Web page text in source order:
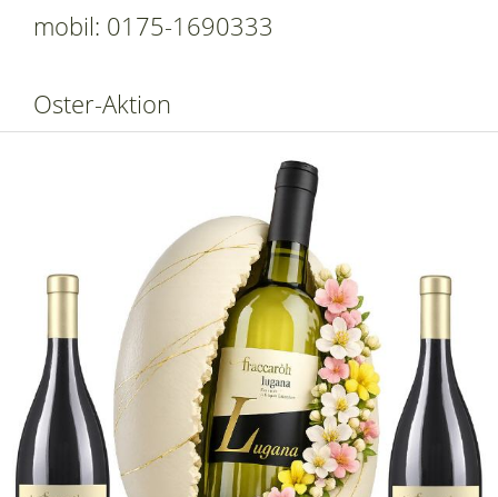
mobil: 0175-1690333
Oster-Aktion